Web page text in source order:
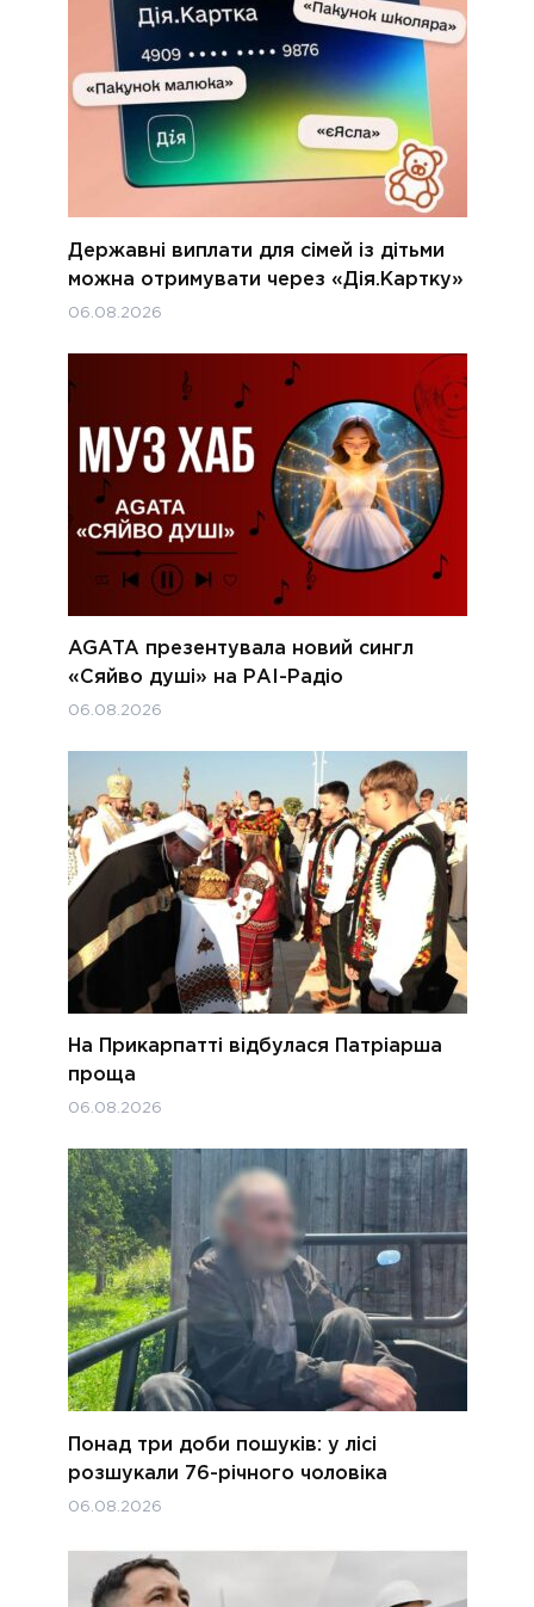
Державні виплати для сімей із дітьми
можна отримувати через «Дія.Картку»
06.08.2026
AGATA презентувала новий сингл
«Сяйво душі» на РАІ-Радіо
06.08.2026
На Прикарпатті відбулася Патріарша
проща
06.08.2026
Понад три доби пошуків: у лісі
розшукали 76-річного чоловіка
06.08.2026